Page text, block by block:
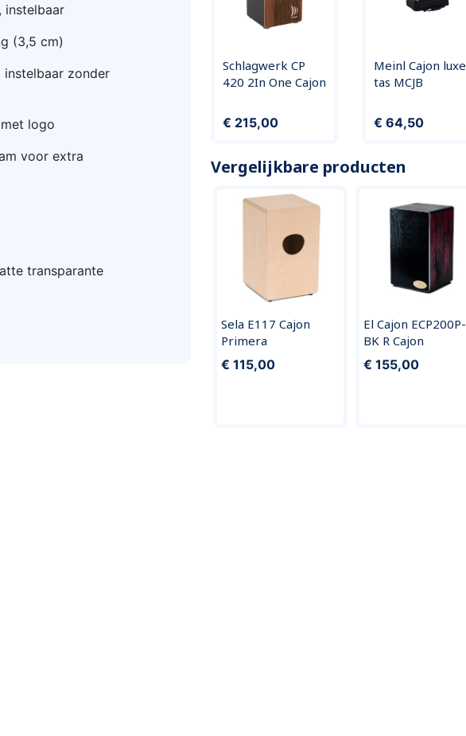
instelbaar
(3,5 cm)
instelbaar zonder
logo
voor extra
transparante
Schlagwerk CP
420 2In One Cajon
Prijs
€ 215,00
Meinl Cajon luxe
tas MCJB
Prijs
€ 64,50
Vergelijkbare producten
Sela E117 Cajon
Primera
€ 115,00
El Cajon ECP200P-
BK R Cajon
€ 155,00